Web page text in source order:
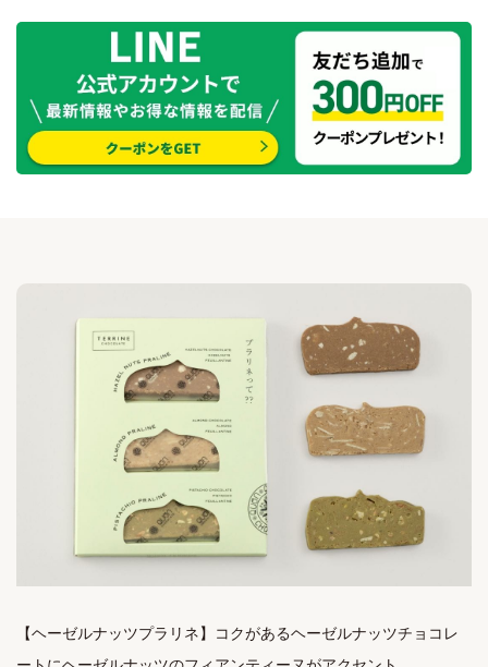
【ヘーゼルナッツプラリネ】コクがあるヘーゼルナッツチョコレ